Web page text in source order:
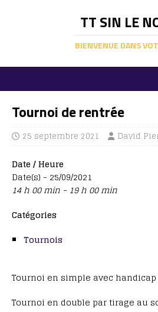
TT SIN LE
BIENVENUE DANS
Tournoi de rentrée
25 septembre 2021 David
Date / Heure
Date(s) - 25/09/2021
14 h 00 min - 19 h 00 min
Catégories
Tournois
Tournoi en simple avec
Tournoi en double par tirage au